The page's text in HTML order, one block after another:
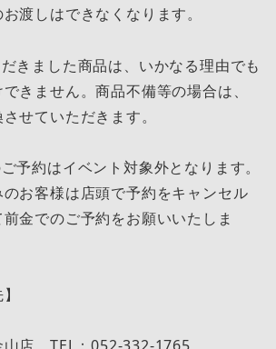
渡しはできなくなります。
きました商品は、いかなる理由でも
きません。商品不備等の場合は、
せていただきます。
予約はイベント対象外となります。
お客様は店頭で予約をキャンセル
金でのご予約をお願いいたしま